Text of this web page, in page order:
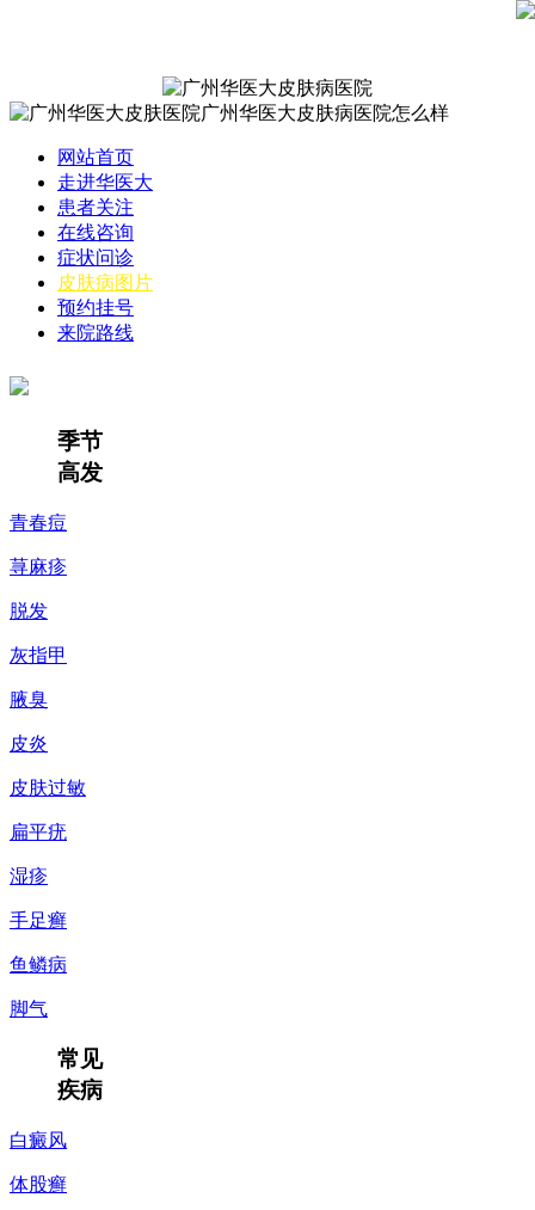
网站首页
走进华医大
患者关注
在线咨询
症状问诊
皮肤病图片
预约挂号
来院路线
季节
高发
青春痘
荨麻疹
脱发
灰指甲
腋臭
皮炎
皮肤过敏
扁平疣
湿疹
手足癣
鱼鳞病
脚气
常见
疾病
白癜风
体股癣